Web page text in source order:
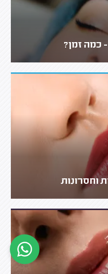
כמה זמן?
וחסרונות